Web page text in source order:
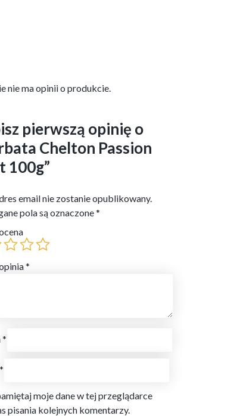
nie ma opinii o produkcie.
pierwszą opinię o
Chelton Passion
100g”
email nie zostanie opublikowany.
pola są oznaczone*
*
*
*
moje dane w tej przeglądarce
pisania kolejnych komentarzy.